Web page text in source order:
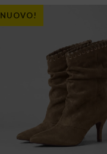
NUOVO!